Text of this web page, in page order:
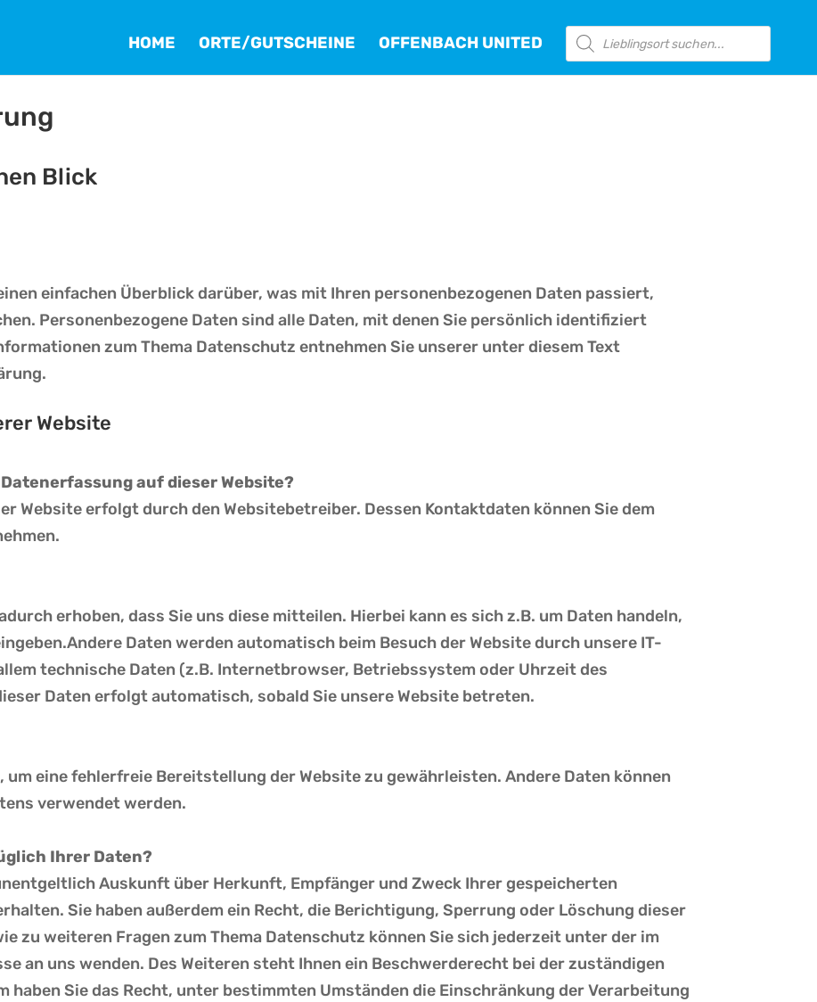
HOME ORTE/GUTSCHEINE OFFENBACH UNITED
Products
search
Blick
einfachen Überblick darüber, was mit Ihren personenbezogenen Daten passiert,
Personenbezogene Daten sind alle Daten, mit denen Sie persönlich identifiziert
zum Thema Datenschutz entnehmen Sie unserer unter diesem Text
Website
auf dieser Website?
Website erfolgt durch den Websitebetreiber. Dessen Kontaktdaten können Sie dem
erhoben, dass Sie uns diese mitteilen. Hierbei kann es sich z.B. um Daten handeln,
Andere Daten werden automatisch beim Besuch der Website durch unsere IT-
technische Daten (z.B. Internetbrowser, Betriebssystem oder Uhrzeit des
Daten erfolgt automatisch, sobald Sie unsere Website betreten.
um eine fehlerfreie Bereitstellung der Website zu gewährleisten. Andere Daten können
verwendet werden.
Ihrer Daten?
Auskunft über Herkunft, Empfänger und Zweck Ihrer gespeicherten
Sie haben außerdem ein Recht, die Berichtigung, Sperrung oder Löschung dieser
zu weiteren Fragen zum Thema Datenschutz können Sie sich jederzeit unter der im
an uns wenden. Des Weiteren steht Ihnen ein Beschwerderecht bei der zuständigen
haben Sie das Recht, unter bestimmten Umständen die Einschränkung der Verarbeitung